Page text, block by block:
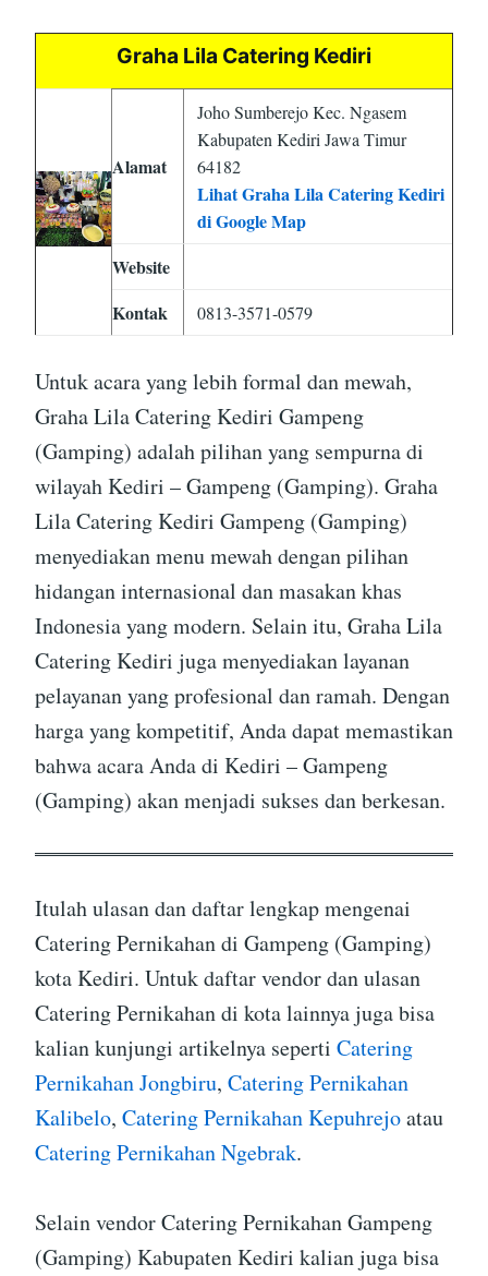
Graha Lila Catering Kediri
Alamat
Joho Sumberejo Kec. Ngasem
Kabupaten Kediri Jawa Timur
64182
Lihat Graha Lila Catering Kediri
di Google Map
Website
Kontak
0813-3571-0579
Untuk acara yang lebih formal dan mewah,
Graha Lila Catering Kediri Gampeng
(Gamping) adalah pilihan yang sempurna di
wilayah Kediri – Gampeng (Gamping). Graha
Lila Catering Kediri Gampeng (Gamping)
menyediakan menu mewah dengan pilihan
hidangan internasional dan masakan khas
Indonesia yang modern. Selain itu, Graha Lila
Catering Kediri juga menyediakan layanan
pelayanan yang profesional dan ramah. Dengan
harga yang kompetitif, Anda dapat memastikan
bahwa acara Anda di Kediri – Gampeng
(Gamping) akan menjadi sukses dan berkesan.
Itulah ulasan dan daftar lengkap mengenai
Catering Pernikahan di Gampeng (Gamping)
kota Kediri. Untuk daftar vendor dan ulasan
Catering Pernikahan di kota lainnya juga bisa
kalian kunjungi artikelnya seperti Catering
Pernikahan Jongbiru, Catering Pernikahan
Kalibelo, Catering Pernikahan Kepuhrejoatau
Catering Pernikahan Ngebrak.
Selain vendor Catering Pernikahan Gampeng
(Gamping) Kabupaten Kediri kalian juga bisa